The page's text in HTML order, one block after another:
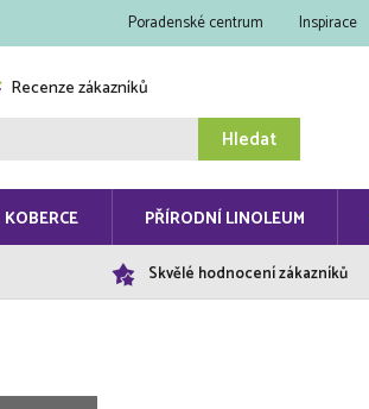
Poradenské centrum Inspirace
Recenze zákazníků
Hledat
KOBERCE PŘÍRODNÍ LINOLEUM
Skvělé hodnocení zákazníků